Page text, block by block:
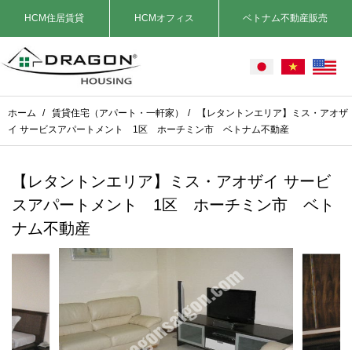
HCM住居賃貸 HCMオフィス ベトナム不動産販売
ホーム / 賃貸住宅（アパート・一軒家） /
【レタントンエリア】ミス・アオザ
イ サービスアパートメント 1区 ホーチミン市 ベトナム不動産
【レタントンエリア】ミス・アオザイ サービ
スアパートメント 1区 ホーチミン市 ベト
ナム不動産